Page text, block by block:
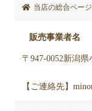
当店の総合ペー
販売事業者名
〒947-0052新潟
【ご連絡先】